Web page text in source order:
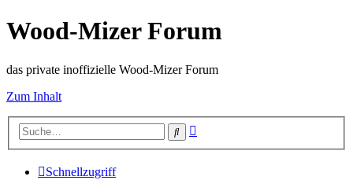
Wood-Mizer Forum
das private inoffizielle Wood-Mizer Forum
Zum Inhalt
Suche
Schnellzugriff